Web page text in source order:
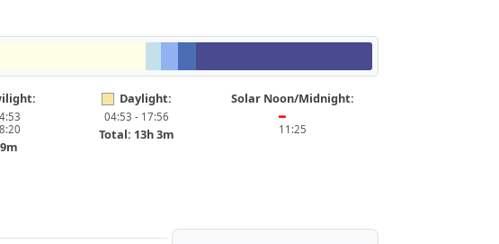
Daylight:
04:53 - 17:56
Total: 13h 3m
Solar Noon/Midnight:
━
11:25